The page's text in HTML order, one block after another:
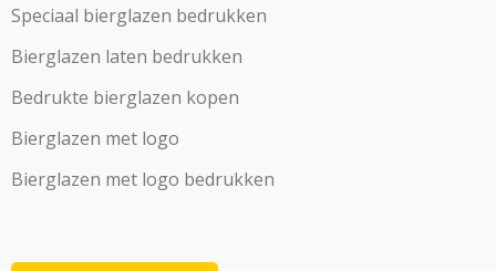
o
Speciaal bierglazen bedrukken
Bierglazen laten bedrukken
Bedrukte bierglazen kopen
Bierglazen met logo
Bierglazen met logo bedrukken